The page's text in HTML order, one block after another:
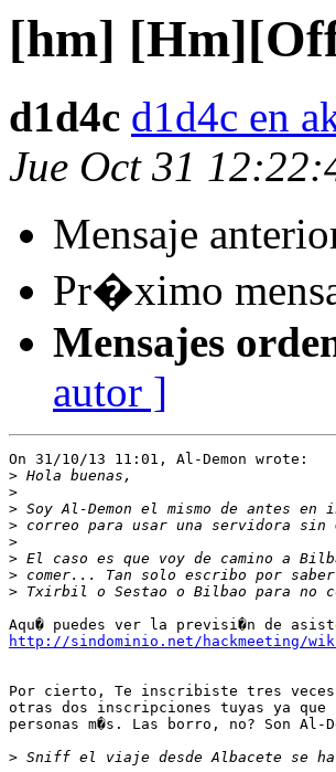
[hm]
d1d4c d1d4c en
Jue Oct 31
Mensaje
Pr�ximo
Mensajes
autor ]
On 31/10/13 11:01, Al-Demon wrote:
>
>
>
>
>
>
>
>
http://sindominio.net/hackmeeting/
Por cierto, Te inscribiste tres
otras dos inscripciones tuyas ya que
personas m�s. Las borro, no? Son Al-
>